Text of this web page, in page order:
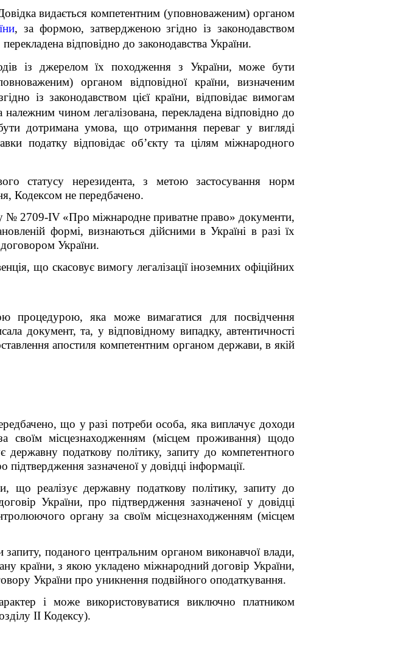
видається компетентним (уповноваженим) органом
, за формою, затвердженою згідно із законодавством
відповідно до законодавства України.
із джерелом їх походження з України, може бути
органом відповідної країни, визначеним
із законодавством цієї країни, відповідає вимогам
належним чином легалізована, перекладена відповідно до
дотримана умова, що отримання переваг у вигляді
податку відповідає об’єкту та цілям міжнародного
статусу нерезидента, з метою застосування норм
Кодексом не передбачено.
№ 2709-IV «Про міжнародне приватне право» документи,
формі, визнаються дійсними в Україні в разі їх
України.
що скасовує вимогу легалізації іноземних офіційних
процедурою, яка може вимагатися для посвідчення
документ, та, у відповідному випадку, автентичності
апостиля компетентним органом держави, в якій
що у разі потреби особа, яка виплачує доходи
своїм місцезнаходженням (місцем проживання) щодо
державну податкову політику, запиту до компетентного
зазначеної у довідці інформації.
що реалізує державну податкову політику, запиту до
України, про підтвердження зазначеної у довідці
органу за своїм місцезнаходженням (місцем
запиту, поданого центральним органом виконавчої влади,
країни, з якою укладено міжнародний договір України,
України про уникнення подвійного оподаткування.
і може використовуватися виключно платником
II Кодексу).